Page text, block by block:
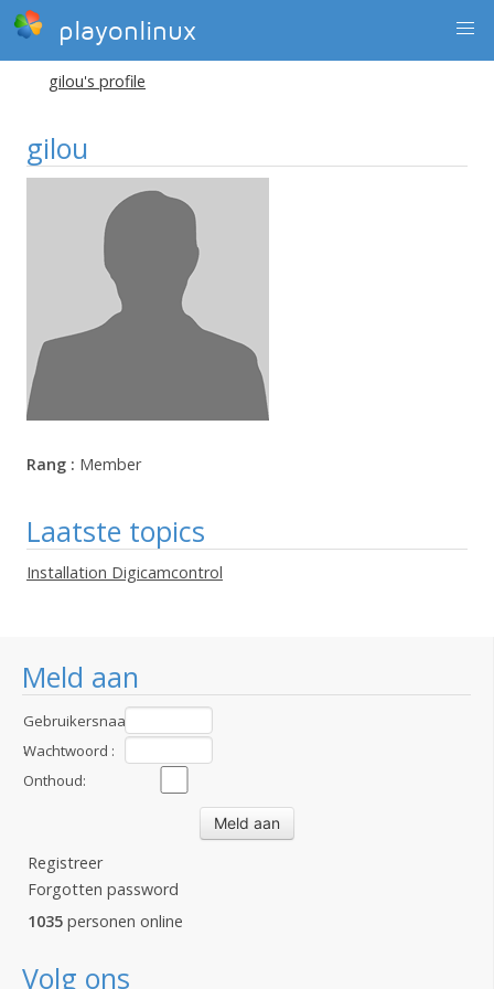
playonlinux
Meld aan
Gebruikersnaam
:Wachtwoord :
Onthoud:
Registreer
Forgotten password
1035 personen online
Volg ons
gilou's profile
gilou
Rang : Member
Laatste topics
Installation Digicamcontrol